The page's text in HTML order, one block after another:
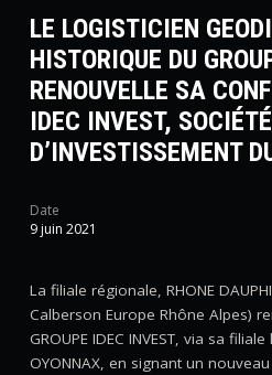
LE LOGISTICIEN
HISTORIQUE DU
RENOUVELLE SA
IDEC INVEST, SOCIÉTÉ
D’INVESTISSEMENT
Date
9 juin 2021
La filiale régionale, RHONE
Calberson Europe Rhône Alpes)
GROUPE IDEC INVEST, via sa filiale
OYONNAX, en signant un